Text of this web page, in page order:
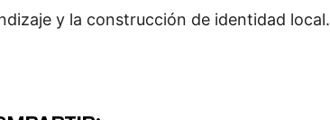
y la construcción de identidad local.